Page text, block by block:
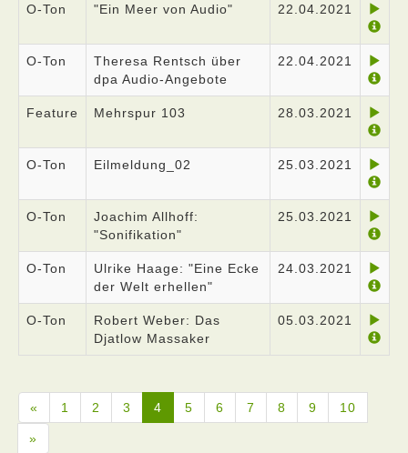
O-Ton "Ein Meer von Audio" 22.04.2021
O-Ton
Theresa Rentsch über
dpa Audio-Angebote
22.04.2021
Feature Mehrspur 103 28.03.2021
O-Ton Eilmeldung_02 25.03.2021
O-Ton
Joachim Allhoff:
"Sonifikation"
25.03.2021
O-Ton
Ulrike Haage: "Eine Ecke
der Welt erhellen"
24.03.2021
O-Ton
Robert Weber: Das
Djatlow Massaker
05.03.2021
« 1 2 3 4 5 6 7 8 9 10
»